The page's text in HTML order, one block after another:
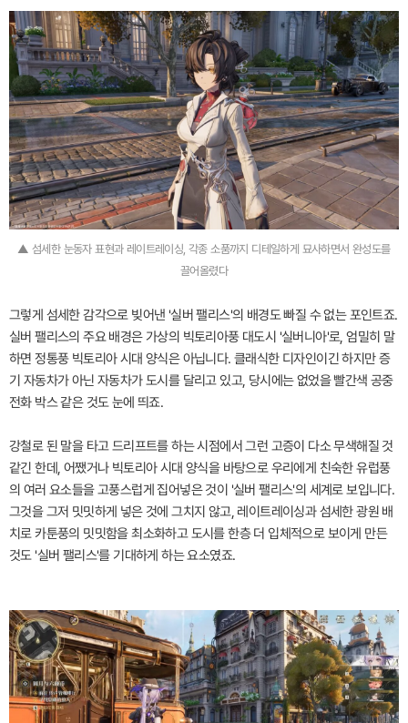
▲ 섬세한 눈동자 표현과 레이트레이싱, 각종 소품까지 디테일하게 묘사하면서 완성도를
끌어올렸다
그렇게 섬세한 감각으로 빚어낸 '실버 팰리스'의 배경도 빠질 수 없는 포인트죠.
실버 팰리스의 주요 배경은 가상의 빅토리아풍 대도시 '실버니아'로, 엄밀히 말
하면 정통풍 빅토리아 시대 양식은 아닙니다. 클래식한 디자인이긴 하지만 증
기 자동차가 아닌 자동차가 도시를 달리고 있고, 당시에는 없었을 빨간색 공중
전화 박스 같은 것도 눈에 띄죠.
강철로 된 말을 타고 드리프트를 하는 시점에서 그런 고증이 다소 무색해질 것
같긴 한데, 어쨌거나 빅토리아 시대 양식을 바탕으로 우리에게 친숙한 유럽풍
의 여러 요소들을 고풍스럽게 집어넣은 것이 '실버 팰리스'의 세계로 보입니다.
그것을 그저 밋밋하게 넣은 것에 그치지 않고, 레이트레이싱과 섬세한 광원 배
치로 카툰풍의 밋밋함을 최소화하고 도시를 한층 더 입체적으로 보이게 만든
것도 '실버 팰리스'를 기대하게 하는 요소였죠.